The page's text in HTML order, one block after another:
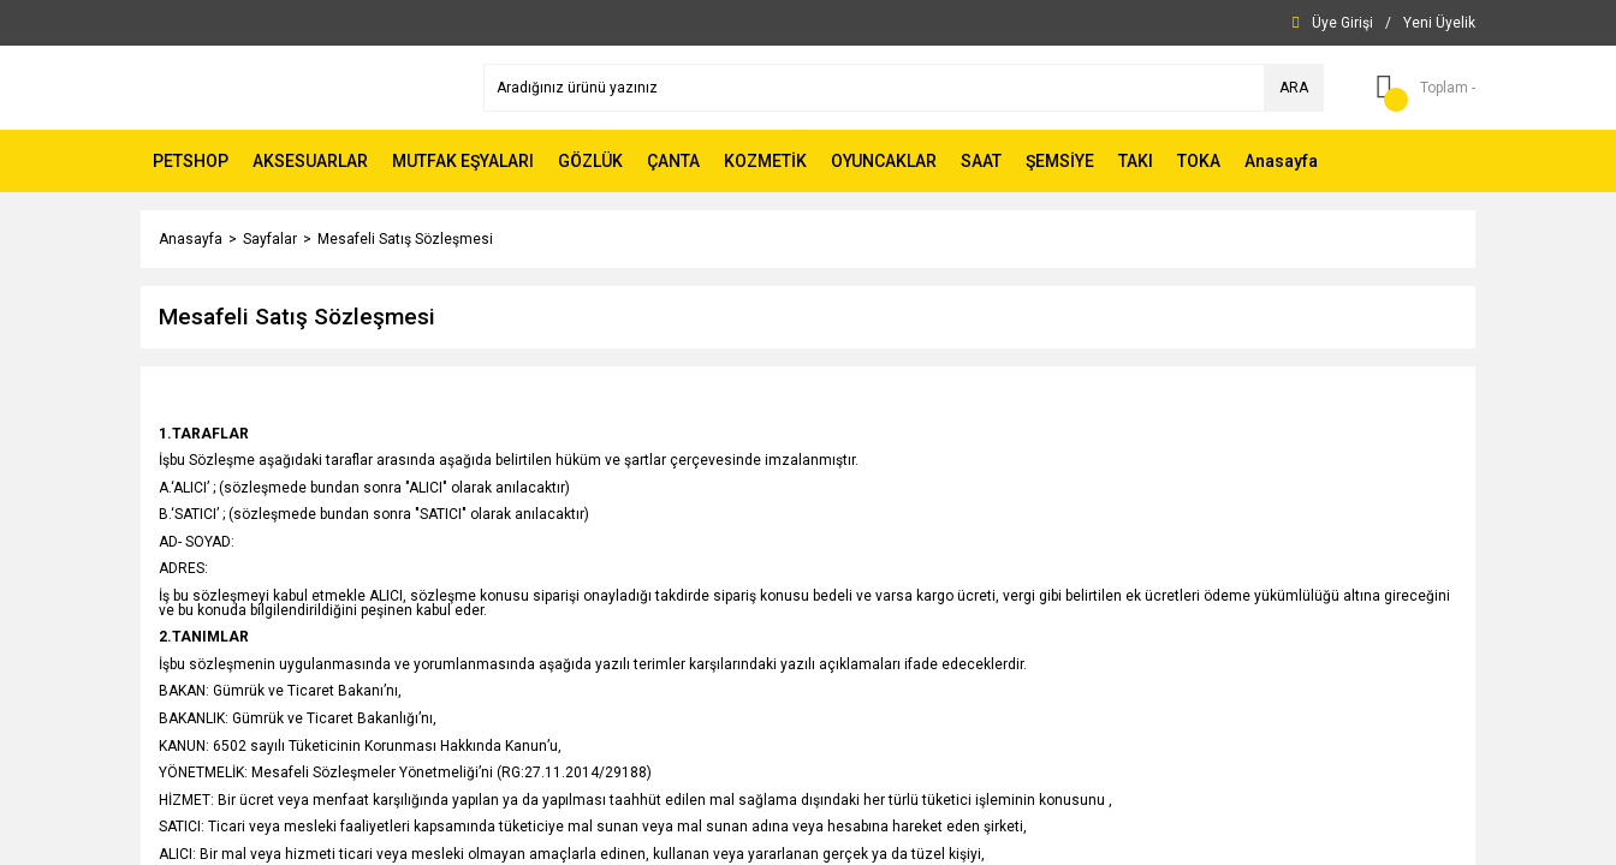
Üye Girişi / Yeni Üyelik
ARA Toplam -
PETSHOP AKSESUARLAR MUTFAK EŞYALARI GÖZLÜK ÇANTA KOZMETİK OYUNCAKLAR SAAT ŞEMSİYE TAKI TOKA Anasayfa
Anasayfa Sayfalar Mesafeli Satış Sözleşmesi
Mesafeli Satış Sözleşmesi
1.TARAFLAR
İşbu Sözleşme aşağıdaki taraflar arasında aşağıda belirtilen hüküm ve şartlar çerçevesinde imzalanmıştır.
A.‘ALICI’ ; (sözleşmede bundan sonra "ALICI" olarak anılacaktır)
B.‘SATICI’ ; (sözleşmede bundan sonra "SATICI" olarak anılacaktır)
AD- SOYAD:
ADRES:
İş bu sözleşmeyi kabul etmekle ALICI, sözleşme konusu siparişi onayladığı takdirde sipariş konusu bedeli ve varsa kargo ücreti, vergi gibi belirtilen ek ücretleri ödeme yükümlülüğü altına gireceğini
ve bu konuda bilgilendirildiğini peşinen kabul eder.
2.TANIMLAR
İşbu sözleşmenin uygulanmasında ve yorumlanmasında aşağıda yazılı terimler karşılarındaki yazılı açıklamaları ifade edeceklerdir.
BAKAN: Gümrük ve Ticaret Bakanı’nı,
BAKANLIK: Gümrük ve Ticaret Bakanlığı’nı,
KANUN: 6502 sayılı Tüketicinin Korunması Hakkında Kanun’u,
YÖNETMELİK: Mesafeli Sözleşmeler Yönetmeliği’ni (RG:27.11.2014/29188)
HİZMET: Bir ücret veya menfaat karşılığında yapılan ya da yapılması taahhüt edilen mal sağlama dışındaki her türlü tüketici işleminin konusunu ,
SATICI: Ticari veya mesleki faaliyetleri kapsamında tüketiciye mal sunan veya mal sunan adına veya hesabına hareket eden şirketi,
ALICI: Bir mal veya hizmeti ticari veya mesleki olmayan amaçlarla edinen, kullanan veya yararlanan gerçek ya da tüzel kişiyi,